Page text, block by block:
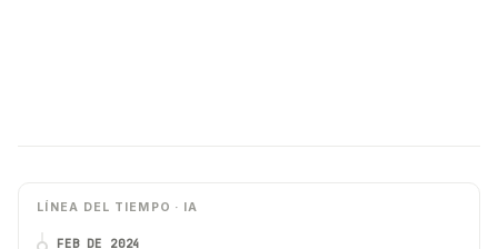
LÍNEA DEL TIEMPO · IA
FEB DE 2024